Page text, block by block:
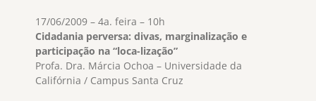
17/06/2009 – 4a. feira – 10h
Cidadania perversa: divas, marginalização e
participação na “loca-lização”
Profa. Dra. Márcia Ochoa – Universidade da
Califórnia / Campus Santa Cruz